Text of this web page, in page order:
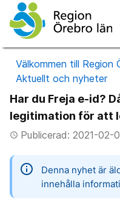
Välkommen till Region
Aktuellt och nyheter
Har du Freja e-id?
legitimation för att
access_timePublicerad: 2021-02-
Denna nyhet är
innehålla